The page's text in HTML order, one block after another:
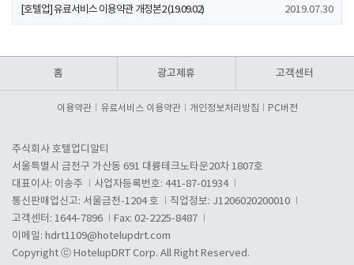
[호텔업] 유료서비스 이용약관 개정본2 (19.09.02) 2019.07.30
홈 광고제휴 고객센터
이용약관 유료서비스 이용약관 개인정보처리방침 PC버전
주식회사 호텔업디알티
서울특별시 금천구 가산동 691 대륭테크노타운20차 1807호
대표이사: 이송주
사업자등록번호: 441-87-01934
통신판매업신고: 서울금천-1204 호
직업정보: J1206020200010
고객센터: 1644-7896
Fax: 02-2225-8487
이메일: hdrt1109@hotelupdrt.com
Copyright ⓒ HotelupDRT Corp. All Right Reserved.